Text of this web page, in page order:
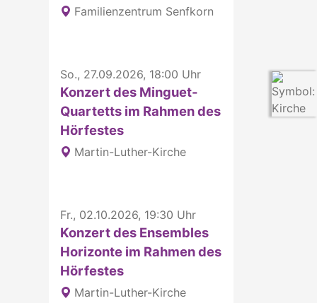
Familienzentrum Senfkorn
So., 27.09.2026, 18:00 Uhr
Konzert des Minguet-
Quartetts im Rahmen des
Hörfestes
Martin-Luther-Kirche
Fr., 02.10.2026, 19:30 Uhr
Konzert des Ensembles
Horizonte im Rahmen des
Hörfestes
Martin-Luther-Kirche